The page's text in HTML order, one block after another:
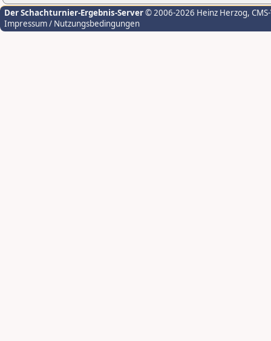
Der Schachturnier-Ergebnis-Server© 2006-2026 Heinz Herzog,
Impressum / Nutzungsbedingungen